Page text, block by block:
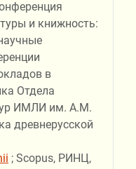
и книжность:
в
Отдела
ИМЛИ им. А.М.
древнерусской
; Scopus, РИНЦ,